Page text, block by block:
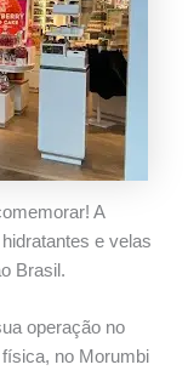
A
e velas
Brasil.
operação no
no Morumbi